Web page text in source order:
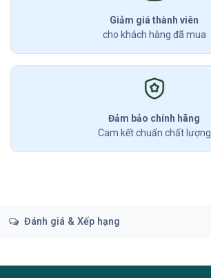
Giảm giá thành viên
cho khách hàng đã mua
Đảm bảo chính hãng
Cam kết chuẩn chất lượng
Đánh giá & Xếp hạng